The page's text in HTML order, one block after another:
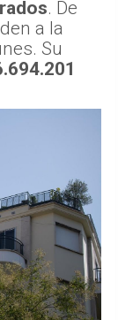
. De
a la
Su